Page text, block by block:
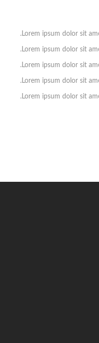
Lorem ipsum dolor sit
Lorem ipsum dolor sit
Lorem ipsum dolor sit
Lorem ipsum dolor sit
Lorem ipsum dolor sit